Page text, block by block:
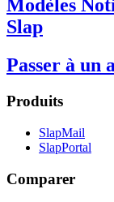
Modèles
Slap
Passer à un
Produits
SlapMail
SlapPortal
Comparer